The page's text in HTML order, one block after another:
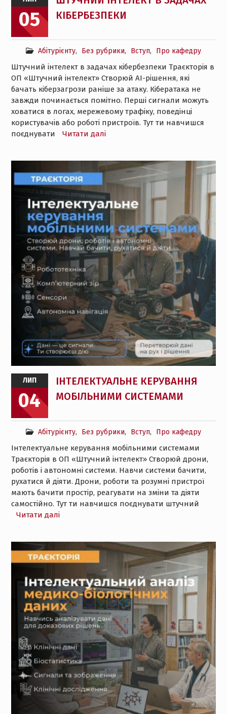
05
КІБЕРБЕЗПЕКИ
Абітурієнту, Без рубрики, Вступ, Про кафедру
Штучний інтелект в задачах кібербезпеки Траєкторія в
ОП «Штучний інтелект» Створюй AI-рішення, які
бачать кіберзагрози раніше за атаку. Кібератака не
завжди починається помітно. Перші сигнали можуть
ховатися в логах, мережевому трафіку, поведінці
користувачів або роботі пристроїв. Тут ти навчишся
поєднувати
Читати далі
ЛИП
04
ІНТЕЛЕКТУАЛЬНЕ КЕРУВАННЯ
МОБІЛЬНИМИ СИСТЕМАМИ
Абітурієнту, Без рубрики, Вступ, Про кафедру
Інтелектуальне керування мобільними системами
Траєкторія в ОП «Штучний інтелект» Створюй дрони,
роботів і автономні системи. Навчи системи бачити,
рухатися й діяти. Дрони, роботи та розумні пристрої
мають бачити простір, реагувати на зміни та діяти
самостійно. Тут ти навчишся поєднувати штучний
Читати далі